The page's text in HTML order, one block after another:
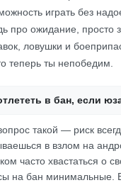
играть без
про ожидание, просто
ловушки и
теперь ты непобедим.
в бан, если
такой — риск
в взлом на
часто хвастаться о
на бан минимальные.